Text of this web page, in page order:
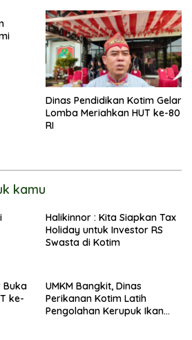
Dinas Pendidikan Kotim Gelar
Lomba Meriahkan HUT ke-80
RI
kamu
Halikinnor : Kita Siapkan Tax
Holiday untuk Investor RS
Swasta di Kotim
Buka
ke-
UMKM Bangkit, Dinas
Perikanan Kotim Latih
Pengolahan Kerupuk Ikan